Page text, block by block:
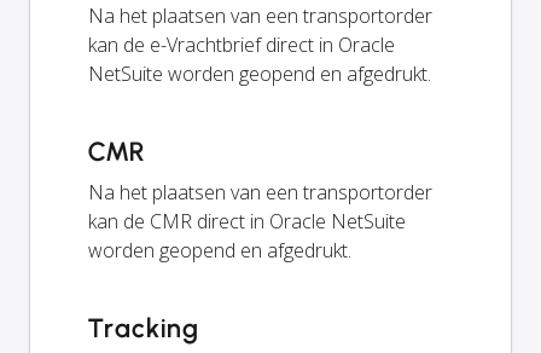
Na het plaatsen van een transportorder
kan de e-Vrachtbrief direct in Oracle
NetSuite worden geopend en afgedrukt.
CMR
Na het plaatsen van een transportorder
kan de CMR direct in Oracle NetSuite
worden geopend en afgedrukt.
Tracking